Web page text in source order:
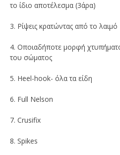
το ίδιο αποτέλεσμα (3άρα)
3. Ρίψεις κρατώντας από το λαιμό
4. Οποιαδήποτε μορφή
του σώματος
5. Heel-hook- όλα τα είδη
6. Full Nelson
7. Crusifix
8. Spikes